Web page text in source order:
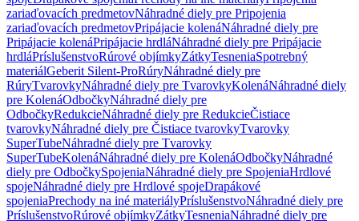
zariaďovacích predmetovNáhradné diely pre Pripojenia
zariaďovacích predmetovPripájacie kolenáNáhradné diely pre
Pripájacie kolenáPripájacie hrdláNáhradné diely pre Pripájacie
hrdláPríslušenstvoRúrové objímkyZátkyTesneniaSpotrebný
materiálGeberit Silent-ProRúryNáhradné diely pre
RúryTvarovkyNáhradné diely pre TvarovkyKolenáNáhradné diely
pre KolenáOdbočkyNáhradné diely pre
OdbočkyRedukcieNáhradné diely pre RedukcieČistiace
tvarovkyNáhradné diely pre Čistiace tvarovkyTvarovky
SuperTubeNáhradné diely pre Tvarovky
SuperTubeKolenáNáhradné diely pre KolenáOdbočkyNáhradné
diely pre OdbočkySpojeniaNáhradné diely pre SpojeniaHrdlové
spojeNáhradné diely pre Hrdlové spojeDrapákové
spojeniaPrechody na iné materiályPríslušenstvoNáhradné diely pre
PríslušenstvoRúrové objímkyZátkyTesneniaNáhradné diely pre